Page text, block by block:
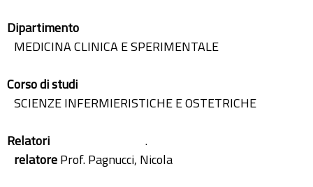
Dipartimento
MEDICINA CLINICA E SPERIMENTALE
Corso di studi
SCIENZE INFERMIERISTICHE E OSTETRICHE
Relatori
.
relatoreProf. Pagnucci, Nicola